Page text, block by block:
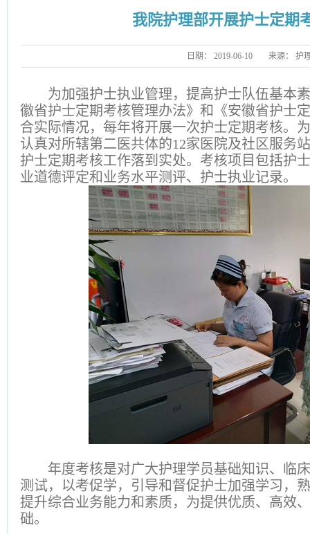
我院护理部开展护士定期
日期： 2019-06-10 来源： 护
为加强护士执业管理，提高护士队伍基本
徽省护士定期考核管理办法》和《安徽省护士
合实际情况，每年将开展一次护士定期考核。
认真对所辖第二医共体的12家医院及社区服务
护士定期考核工作落到实处。考核项目包括护
业道德评定和业务水平测评、护士执业记录。
年度考核是对广大护理学员基础知识、临
测试，以考促学，引导和督促护士加强学习，
提升综合业务能力和素质，为提供优质、高效
础。